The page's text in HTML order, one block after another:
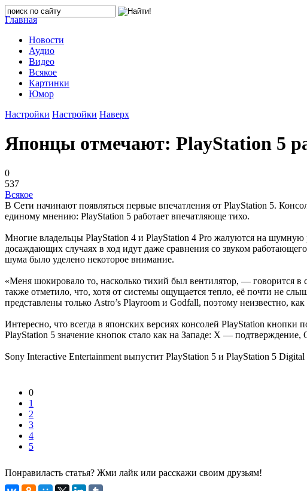
Главная
Новости
Аудио
Видео
Всякое
Картинки
Юмор
Настройки Настройки Наверх
Японцы отмечают: PlayStation 5
0
537
Всякое
В Сети начинают появляться первые впечатления от PlayStation 5.
единому мнению: PlayStation 5 работает впечатляюще тихо.
Многие владельцы PlayStation 4 и PlayStation 4 Pro жалуются на шумную
досаждающих случаях в ход идут даже сравнения со звуком
шума было уделено некоторое внимание.
«Меня шокировало то, насколько тихий был вентилятор, — говорится в
также отметило, что, хотя от системы ощущается тепло, её почти не
представлены только Astro’s Playroom и Godfall, поэтому неизвестно,
Интересно, что всегда в японских версиях консолей PlayStation
PlayStation 5 значение кнопок стало как на Западе: X —
Sony Interactive Entertainment выпустит PlayStation 5 и PlayStation 5
0
1
2
3
4
5
Понравиласть статья? Жми лайк или расскажи своим друзьям!